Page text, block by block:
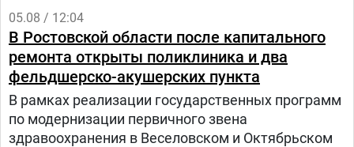
произошел рецидив болезни. Нур попала на
лечение в «Шибу» в рамках гуманитарного
проекта «Шевет-ахим» («Кровные братья).
05.08 / 12:04
В Ростовской области после капитального
ремонта открыты поликлиника и два
фельдшерско-акушерских пункта
В рамках реализации государственных программ
по модернизации первичного звена
здравоохранения в Веселовском и Октябрьском